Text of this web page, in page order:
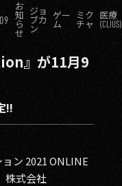
お
知
ら
せ
ジョ
ブカ
ン
ゲー
ム
ミク
チャ
医療
(CLIUS)
』が11月9
!!
ン 2021 ONLINE
株式会社